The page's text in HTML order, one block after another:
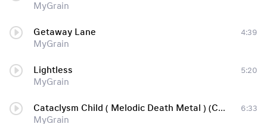
MyGrain
Getaway Lane
MyGrain
4:39
Lightless
MyGrain
5:20
Cataclysm Child ( Melodic Death Metal ) (CBR 320 kbps) (2011)
MyGrain
6:33